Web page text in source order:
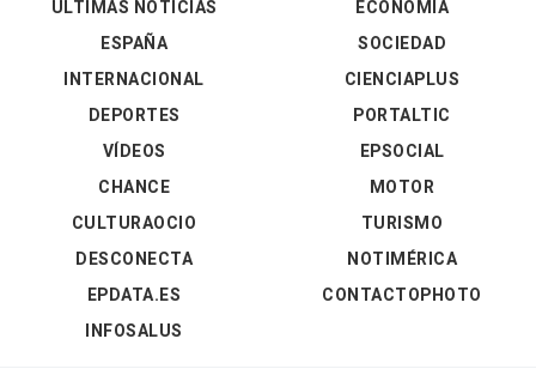
ÚLTIMAS NOTICIAS
ESPAÑA
INTERNACIONAL
DEPORTES
VÍDEOS
ECONOMÍA
SOCIEDAD
CIENCIAPLUS
PORTALTIC
EPSOCIAL
CHANCE
CULTURAOCIO
DESCONECTA
EPDATA.ES
INFOSALUS
MOTOR
TURISMO
NOTIMÉRICA
CONTACTOPHOTO